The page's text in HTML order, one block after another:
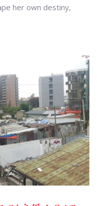
her own destiny,